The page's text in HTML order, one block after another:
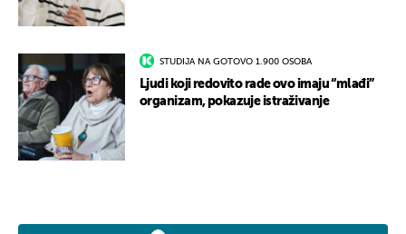
STUDIJA NA GOTOVO 1.900 OSOBA
Ljudi koji redovito rade ovo imaju “mlađi”
organizam, pokazuje istraživanje